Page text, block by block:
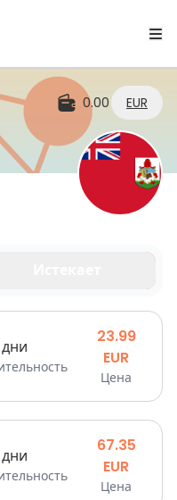
0.00 EUR
| Оставайтесь
течение
23.99
EUR
Цена
67.35
EUR
Цена